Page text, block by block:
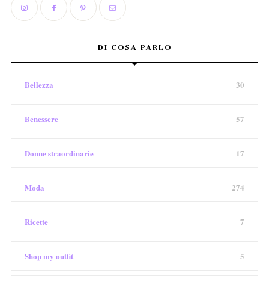
DI COSA PARLO
Bellezza 30
Benessere 57
Donne straordinarie 17
Moda 274
Ricette 7
Shop my outfit 5